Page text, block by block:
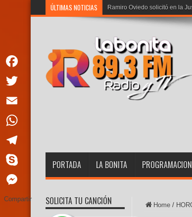
ÚLTIMAS NOTICIAS Ramiro Oviedo solicitó en la
PORTADA LA BONITA PROGRAMACION
Home /
SOLICITA TU CANCIÓN
Facebook
Twitter
Email
WhatsApp
Telegram
Skype
Messenger
Compartir